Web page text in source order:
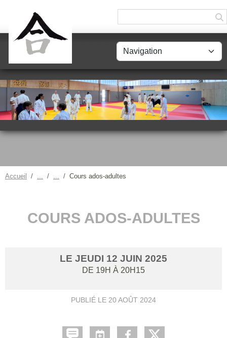
Accueil Cours ados-adultes
COURS ADOS-ADULTES
LE JEUDI 12 JUIN 2025
DE 19H À 20H15
PUBLIÉ LE 20 AOÛT 2024